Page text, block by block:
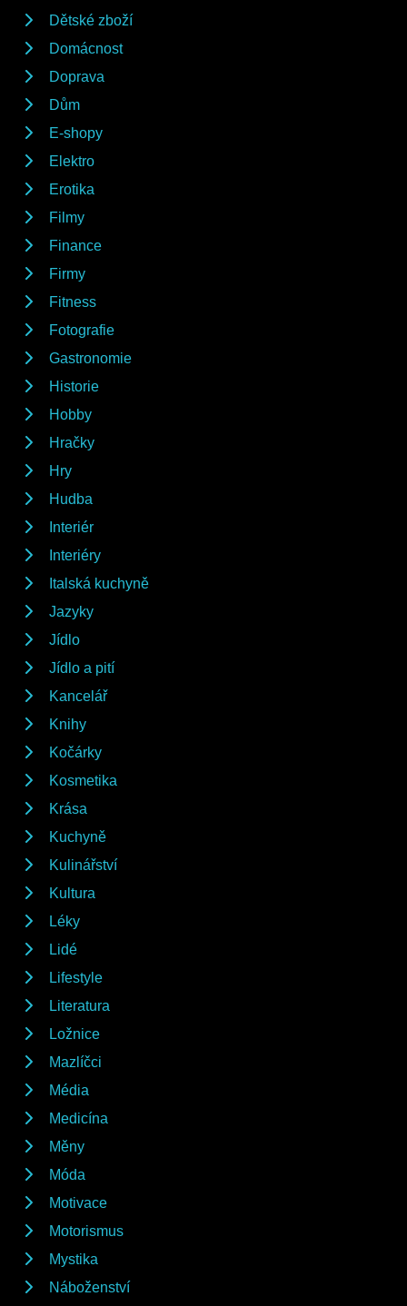
Dětské zboží
Domácnost
Doprava
Dům
E-shopy
Elektro
Erotika
Filmy
Finance
Firmy
Fitness
Fotografie
Gastronomie
Historie
Hobby
Hračky
Hry
Hudba
Interiér
Interiéry
Italská kuchyně
Jazyky
Jídlo
Jídlo a pití
Kancelář
Knihy
Kočárky
Kosmetika
Krása
Kuchyně
Kulinářství
Kultura
Léky
Lidé
Lifestyle
Literatura
Ložnice
Mazlíčci
Média
Medicína
Měny
Móda
Motivace
Motorismus
Mystika
Náboženství